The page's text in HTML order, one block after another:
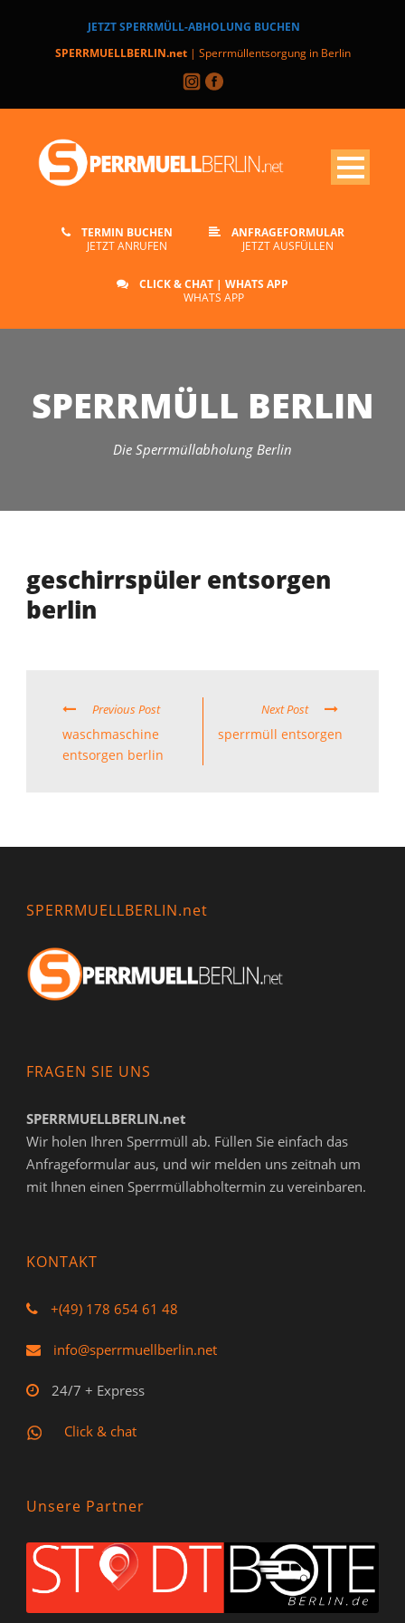
JETZT SPERRMÜLL-ABHOLUNG BUCHEN
SPERRMUELLBERLIN.net| Sperrmüllentsorgung in Berlin
TERMIN BUCHEN
JETZT ANRUFEN
ANFRAGEFORMULAR
JETZT AUSFÜLLEN
CLICK & CHAT | WHATS APP
WHATS APP
SPERRMÜLL BERLIN
Die Sperrmüllabholung Berlin
geschirrspüler entsorgen
berlin
Previous Post
waschmaschine
entsorgen berlin
Next Post
sperrmüll entsorgen
SPERRMUELLBERLIN.net
FRAGEN SIE UNS
SPERRMUELLBERLIN.net
Wir holen Ihren Sperrmüll ab. Füllen Sie einfach das
Anfrageformular aus, und wir melden uns zeitnah um
mit Ihnen einen Sperrmüllabholtermin zu vereinbaren.
KONTAKT
+(49) 178 654 61 48
info@sperrmuellberlin.net
24/7 + Express
Click & chat
Unsere Partner